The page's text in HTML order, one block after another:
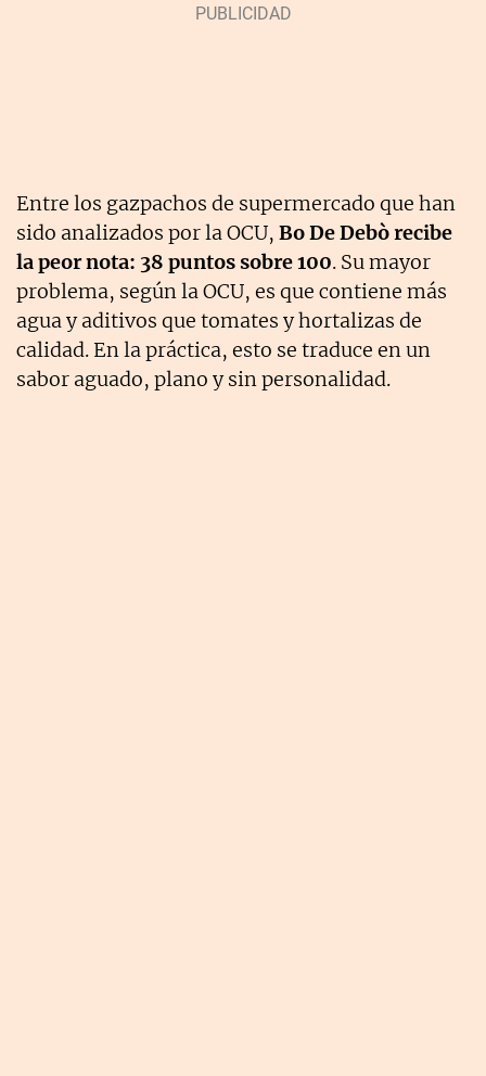
Entre los gazpachos de supermercado que han
sido analizados por la OCU, Bo De Debò recibe
la peor nota: 38 puntos sobre 100. Su mayor
problema, según la OCU, es que contiene más
agua y aditivos que tomates y hortalizas de
calidad. En la práctica, esto se traduce en un
sabor aguado, plano y sin personalidad.